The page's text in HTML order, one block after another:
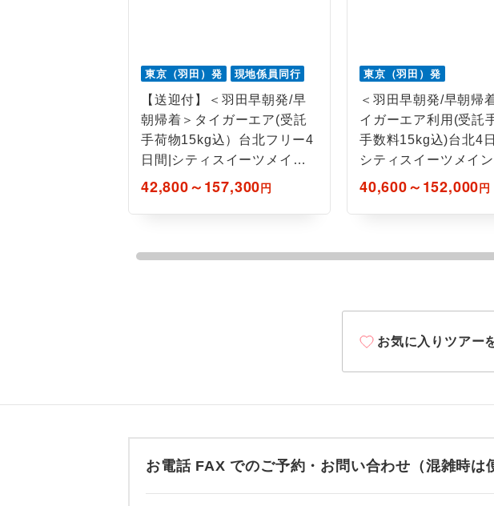
東京（羽田）発 現地係員同行
【送迎付】＜羽田早朝発/早
朝帰着＞タイガーエア(受託
手荷物15kg込）台北フリー4
日間|シティスイーツメイン
ステーション/朝食なし
42,800～157,300円
東京（羽田）発
＜羽田早朝発/早朝帰
イガーエア利用(受託
手数料15kg込)台北4
シティスイーツメイ
ション/朝食なし＞
40,600～152,000円
お気に入りツアー
お電話 FAX でのご予約・お問い合わせ（混雑時は
す。
ホテル指定 ご紹介